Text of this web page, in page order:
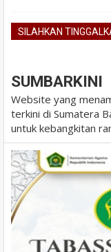
SILAHKAN
SUMBARKINI
Website yang
terkini di Sumatera
untuk kebangkitan